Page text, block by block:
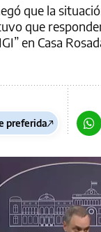
que la
que
en Casa
preferida